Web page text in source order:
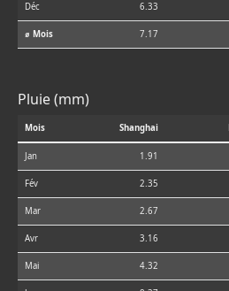
Déc 6.33
⌀ Mois 7.17
Pluie (mm)
Mois Shanghai
Jan 1.91
Fév 2.35
Mar 2.67
Avr 3.16
Mai 4.32